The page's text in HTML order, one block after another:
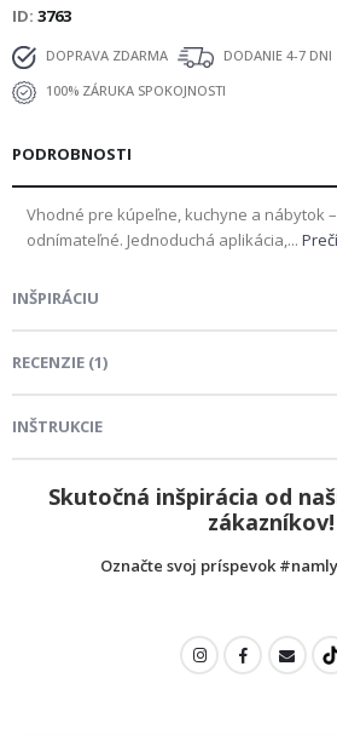
ID 3763
DOPRAVA ZDARMA
DODANIE 4-7 DNI
100% ZÁRUKA SPOKOJNOSTI
PODROBNOSTI
Vhodné pre kúpeľne, kuchyne a nábytok
odnímateľné. Jednoduchá aplikácia,...
INŠPIRÁCIU
RECENZIE (1)
INŠTRUKCIE
Skutočná inšpirácia od
zákazníkov!
Označte svoj príspevok